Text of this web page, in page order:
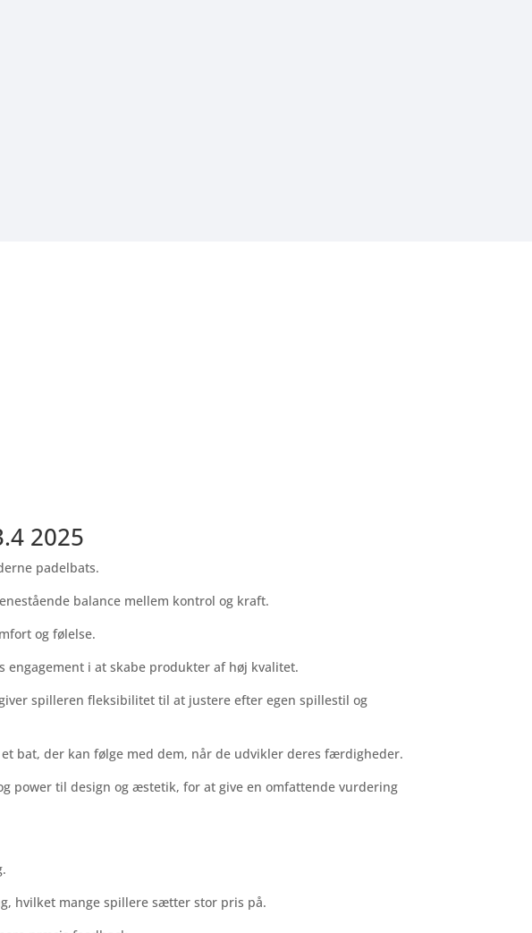
2025
padelbats.
balance mellem kontrol og kraft.
og følelse.
i at skabe produkter af høj kvalitet.
spilleren fleksibilitet til at justere efter egen spillestil og
bat, der kan følge med dem, når de udvikler deres færdigheder.
power til design og æstetik, for at give en omfattende vurdering
hvilket mange spillere sætter stor pris på.